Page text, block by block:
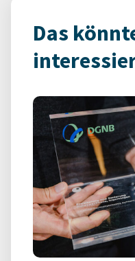
Das